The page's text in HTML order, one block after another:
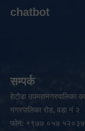
chatbot
सम्पर्क
हेटौडा उपमहानगरपालिका
नगरपालिका रोड, वडा नं २
फोन: +९७७ ०५७